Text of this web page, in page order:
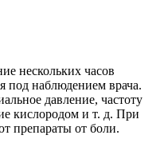
нескольких часов
под наблюдением врача.
давление, частоту
кислородом и т. д. При
препараты от боли.